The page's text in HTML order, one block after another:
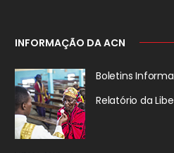
INFORMAÇÃO DA ACN
Boletins
Relatório da